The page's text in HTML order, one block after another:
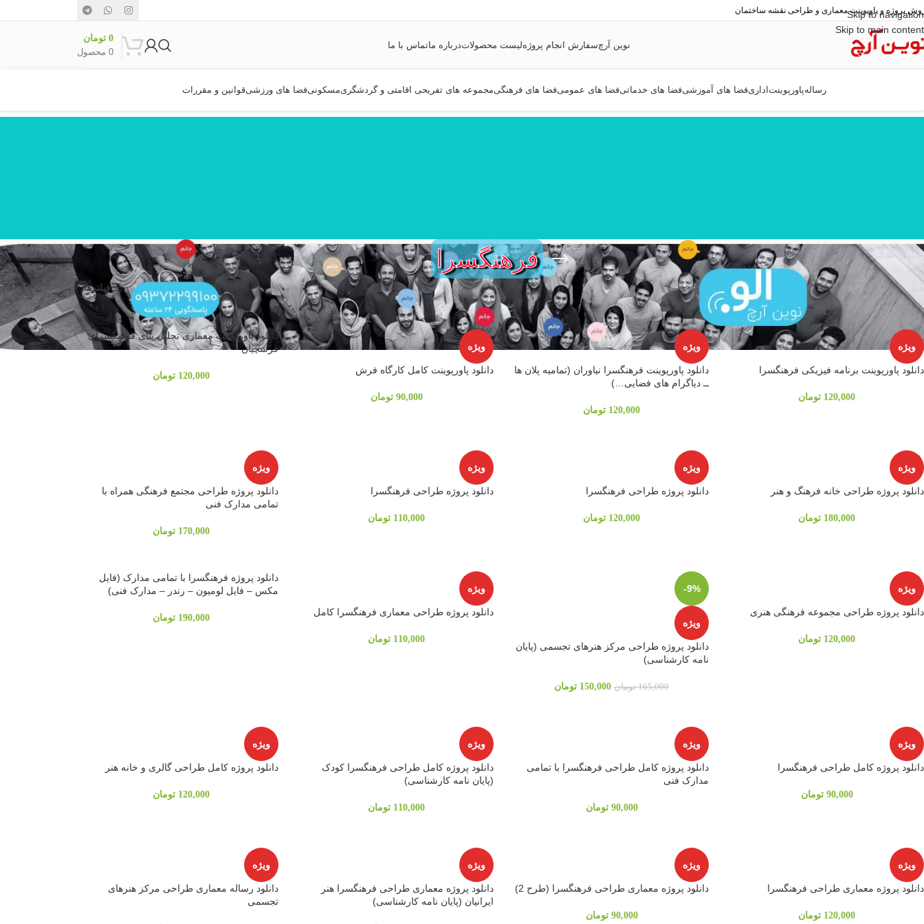
Skip to navigation
Skip to main content
پروژه و پاوپوینت معماری و طراحی نقشه ساختمان
نوین آرچسفارش انجام پروژهلیست محصولاتدرباره ماتماس با ما
0 محصول
0 تومان
رسالهپاورپوینت اداریفضا های آموزشیفضا های خدماتیفضا های عمومیفضا های فرهنگیمجموعه های تفریحی اقامتی و گردشگریمسکونیفضا های ورزشیقوانین و مقررات
فرهنگسرا
/فضا های فرهنگی/فرهنگسرا نمایش 9 فیلترها
ویژه
دانلود پاورپوینت برنامه فیزیکی فرهنگسرا
120,000 تومان
ویژه
دانلود پاورپوینت فرهنگسرا نیاوران (تمامیه پلان ها
ــ دیاگرام های فضایی…)
120,000 تومان
ویژه
دانلود پاورپوینت کامل کارگاه فرش
90,000 تومان
دانلود پاورپوینت معماری تحلیل بنای فرهنگسرای
فرشچیان
120,000 تومان
ویژه
دانلود پروژه طراحی خانه فرهنگ و هنر
180,000 تومان
ویژه
دانلود پروژه طراحی فرهنگسرا
120,000 تومان
ویژه
دانلود پروژه طراحی فرهنگسرا
110,000 تومان
ویژه
دانلود پروژه طراحی مجتمع فرهنگی همراه با
تمامی مدارک فنی
170,000 تومان
ویژه
دانلود پروژه طراحی مجموعه فرهنگی هنری
120,000 تومان
-9%
ویژه
دانلود پروژه طراحی مرکز هنرهای تجسمی (پایان
نامه کارشناسی)
165,000 تومان 150,000 تومان
ویژه
دانلود پروژه طراحی معماری فرهنگسرا کامل
110,000 تومان
دانلود پروژه فرهنگسرا با تمامی مدارک (فایل
مکس – فایل لومیون – رندر – مدارک فنی)
190,000 تومان
ویژه
دانلود پروژه کامل طراحی فرهنگسرا
90,000 تومان
ویژه
دانلود پروژه کامل طراحی فرهنگسرا با تمامی
مدارک فنی
90,000 تومان
ویژه
دانلود پروژه کامل طراحی فرهنگسرا کودک
(پایان نامه کارشناسی)
110,000 تومان
ویژه
دانلود پروژه کامل طراحی گالری و خانه هنر
120,000 تومان
ویژه
دانلود پروژه معماری طراحی فرهنگسرا
120,000 تومان
ویژه
دانلود پروژه معماری طراحی فرهنگسرا (طرح 2)
90,000 تومان
ویژه
دانلود پروژه معماری طراحی فرهنگسرا هنر
ایرانیان (پایان نامه کارشناسی)
ویژه
دانلود رساله معماری طراحی مرکز هنرهای
تجسمی